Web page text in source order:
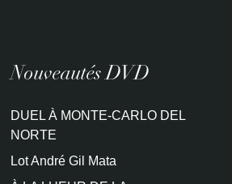
Nouveautés DVD
DUEL À MONTE-CARLO DEL
NORTE
Lot André Gil Mata